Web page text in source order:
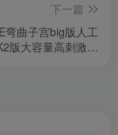
下一篇
弯曲子宫big版人工
版大容量高刺激名